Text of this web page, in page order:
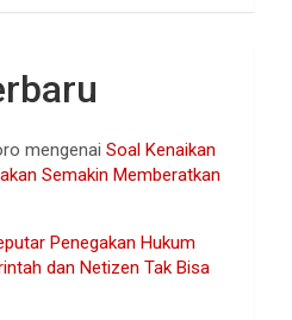
mengenaiSoal Kenaikan
Semakin Memberatkan
Penegakan Hukum
dan Netizen Tak Bisa